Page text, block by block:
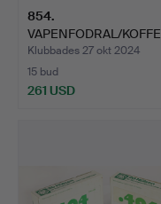
854.
VAPENFODRAL/
5 stycken.
Klubbades 27 okt 2024
15 bud
261 USD